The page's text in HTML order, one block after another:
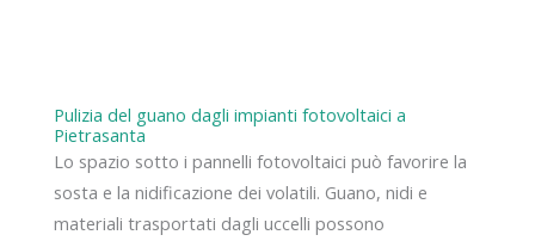
Pulizia del guano dagli impianti fotovoltaici a
Pietrasanta
Lo spazio sotto i pannelli fotovoltaici può favorire la
sosta e la nidificazione dei volatili. Guano, nidi e
materiali trasportati dagli uccelli possono